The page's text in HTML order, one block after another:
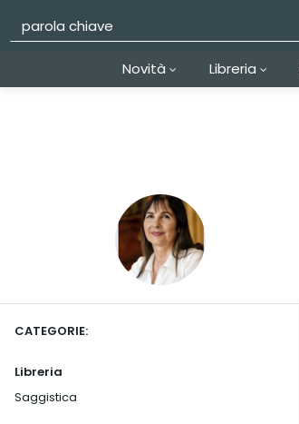
Novità Libreria
CATEGORIE:
Libreria
Saggistica